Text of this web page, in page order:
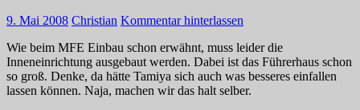
9. Mai 2008 Christian Kommentar hinterlassen
Wie beim MFE Einbau schon erwähnt, muss leider die
Inneneinrichtung ausgebaut werden. Dabei ist das Führerhaus schon
so groß. Denke, da hätte Tamiya sich auch was besseres einfallen
lassen können. Naja, machen wir das halt selber.